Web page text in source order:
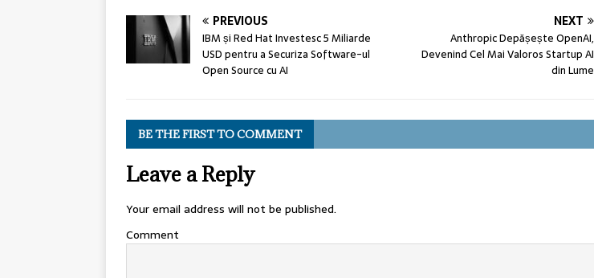
PREVIOUS
IBM și Red Hat Investesc 5 Miliarde
USD pentru a Securiza Software-ul
Open Source cu AI
NEXT
Anthropic Depășește OpenAI,
Devenind Cel Mai Valoros Startup AI
din Lume
BE THE FIRST TO COMMENT
Leave a Reply
Your email address will not be published.
Comment